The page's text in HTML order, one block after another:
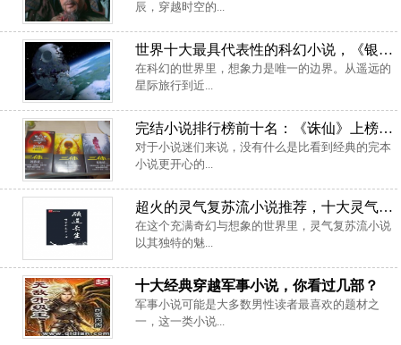
辰，穿越时空的...
世界十大最具代表性的科幻小说，《银河帝国》排第一位
在科幻的世界里，想象力是唯一的边界。从遥远的
星际旅行到近...
完结小说排行榜前十名：《诛仙》上榜，《三体》居榜首
对于小说迷们来说，没有什么是比看到经典的完本
小说更开心的...
超火的灵气复苏流小说推荐，十大灵气复苏流小说排行榜
在这个充满奇幻与想象的世界里，灵气复苏流小说
以其独特的魅...
十大经典穿越军事小说，你看过几部？
军事小说可能是大多数男性读者最喜欢的题材之
一，这一类小说...